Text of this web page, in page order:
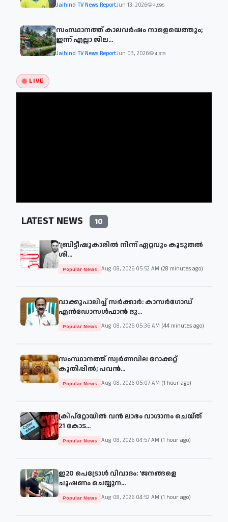
Jaihind TV News ReportJun 13, 2026 4,595
സംസ്ഥാനത്ത് കാലവര്‍ഷം നാളെയെത്തും;
ഇന്ന് എല്ലാ ജില...
Jaihind TV News ReportJun 03, 2026 4,319
LIVE
LATEST NEWS 10
'ബ്രിട്ടീഷുകാരില്‍ നിന്ന് ഏറ്റവും കൂടുതല്‍
ശി...
Popular News Aug 08, 2026 05:52 AM (28 minutes ago)
വാക്കുപാലിച്ച് സർക്കാർ: കാസർഗോഡ്
എൻഡോസൾഫാൻ ദു...
Popular News Aug 08, 2026 05:36 AM (44 minutes ago)
സംസ്ഥാനത്ത് സ്വർണവില റോക്കറ്റ്
കുതിപ്പിൽ; പവൻ...
Popular News Aug 08, 2026 05:07 AM (1 hour ago)
ക്രിപ്‌റ്റോയിൽ വൻ ലാഭം വാഗ്ദാനം ചെയ്ത്
21 കോട...
Popular News Aug 08, 2026 04:57 AM (1 hour ago)
ഇ20 പെട്രോള്‍ വിവാദം: 'ജനങ്ങളെ
ചൂഷണം ചെയ്യുന...
Popular News Aug 08, 2026 04:52 AM (1 hour ago)